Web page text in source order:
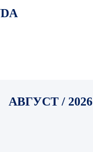
АВГУСТ / 2026